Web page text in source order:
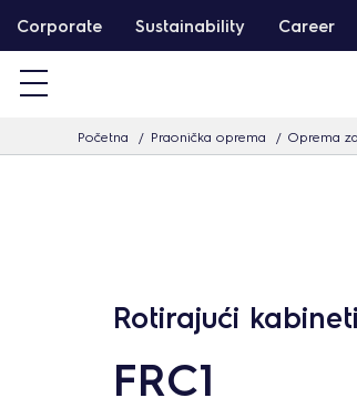
a
Corporate Sustainability Career
Početna Praonička oprema Oprema
Rotirajući
FRC1